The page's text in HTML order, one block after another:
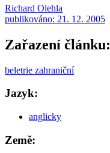
Richard Olehla
publikováno: 21. 12. 2005
Zařazení článku:
beletrie zahraniční
Jazyk:
anglicky
Země: